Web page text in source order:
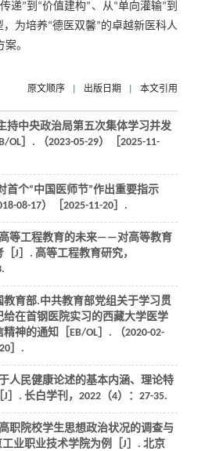
递”到“价值建构”、从“单向灌输”到
，为培养“德医双馨”的卓越新医科人
。
原文顺序 出版日期 本文引用
持中央政治局第五次集体学习并发
OL］. （2023-05-29）［2025-11-
首个“中国医师节”作出重要指示
08-17）［2025-11-20］.
等工程教育的未来——对高等教育
J］. 高等工程教育研究，
教育部.中共教育部党组关于学习贯
给在首钢医院实习的西藏大学医学
神的通知［EB/OL］. （2020-02-
］.
人民健康论述的基本内涵、理论特
J］. 长白学刊 ， 2022（4）：27-35.
职院校学生思想政治状况的调查与
业职业技术学院为例［J］. 北京